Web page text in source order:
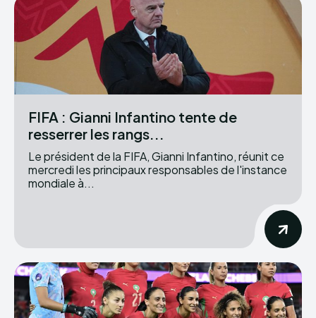
FIFA : Gianni Infantino tente de
resserrer les rangs...
Le président de la FIFA, Gianni Infantino, réunit ce
mercredi les principaux responsables de l'instance
mondiale à...